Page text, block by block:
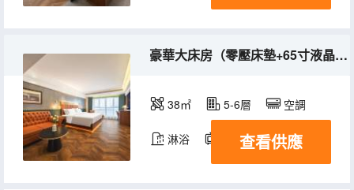
豪華大床房（零壓床墊+65寸液晶電視智能投屏）
38㎡ 5-6層 空調
淋浴 電視機
查看供應